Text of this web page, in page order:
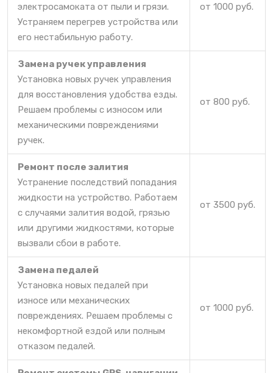
электросамоката от пыли и грязи.
Устраняем перегрев устройства или
его нестабильную работу.
от 1000 руб.
Замена ручек управления
Установка новых ручек управления
для восстановления удобства езды.
Решаем проблемы с износом или
механическими повреждениями
ручек.
от 800 руб.
Ремонт после залития
Устранение последствий попадания
жидкости на устройство. Работаем
с случаями залития водой, грязью
или другими жидкостями, которые
вызвали сбои в работе.
от 3500 руб.
Замена педалей
Установка новых педалей при
износе или механических
повреждениях. Решаем проблемы с
некомфортной ездой или полным
отказом педалей.
от 1000 руб.